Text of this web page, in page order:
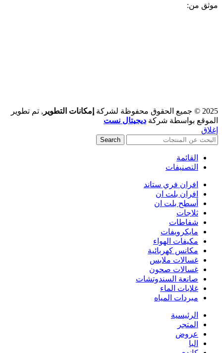
موثق من:
2025 © جميع الحقوق محفوظة لشركة إمكانات التطوير , تم تطوير
الموقع بواسطة شركة ديجيتال نست
إغلاق
Search
القائمة
التصنيفات
افران فري ستاند
افران بلت ان
أسطح بلت ان
ثلاجات
شفاطات
مايكرويفات
مكيفات الهواء
مكانس كهربائية
غسالات ملابس
غسالات صحون
صانعة السندوتشات
غلايات الماء
مبردات المياه
الرئيسية
المتجر
عروض
البا